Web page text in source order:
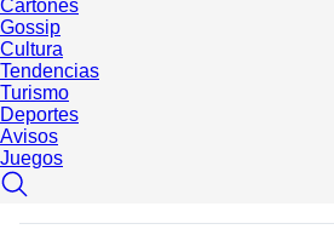
Cartones
Gossip
Cultura
Tendencias
Turismo
Deportes
Avisos
Juegos